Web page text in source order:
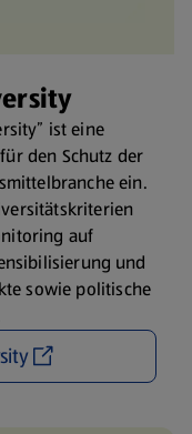
ist eine
den Schutz der
ein.
auf
und
sowie politische